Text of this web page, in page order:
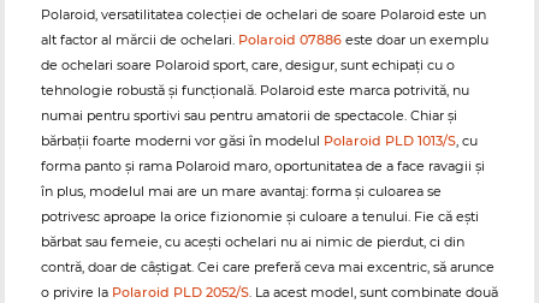
Polaroid, versatilitatea colecției de ochelari de soare Polaroid este un
alt factor al mărcii de ochelari. Polaroid 07886 este doar un exemplu
de ochelari soare Polaroid sport, care, desigur, sunt echipați cu o
tehnologie robustă și funcțională. Polaroid este marca potrivită, nu
numai pentru sportivi sau pentru amatorii de spectacole. Chiar și
bărbații foarte moderni vor găsi în modelul Polaroid PLD 1013/S, cu
forma panto și rama Polaroid maro, oportunitatea de a face ravagii și
în plus, modelul mai are un mare avantaj: forma și culoarea se
potrivesc aproape la orice fizionomie și culoare a tenului. Fie că ești
bărbat sau femeie, cu acești ochelari nu ai nimic de pierdut, ci din
contră, doar de câștigat. Cei care preferă ceva mai excentric, să arunce
o privire la Polaroid PLD 2052/S. La acest model, sunt combinate două